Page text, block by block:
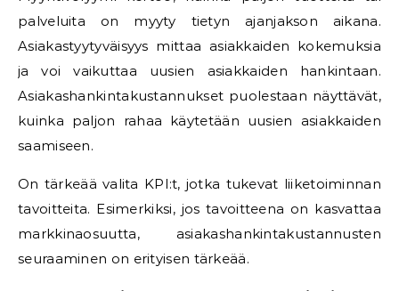
palveluita on myyty tietyn ajanjakson aikana.
Asiakastyytyväisyys mittaa asiakkaiden kokemuksia
ja voi vaikuttaa uusien asiakkaiden hankintaan.
Asiakashankintakustannukset puolestaan näyttävät,
kuinka paljon rahaa käytetään uusien asiakkaiden
saamiseen.
On tärkeää valita KPI:t, jotka tukevat liiketoiminnan
tavoitteita. Esimerkiksi, jos tavoitteena on kasvattaa
markkinaosuutta, asiakashankintakustannusten
seuraaminen on erityisen tärkeää.